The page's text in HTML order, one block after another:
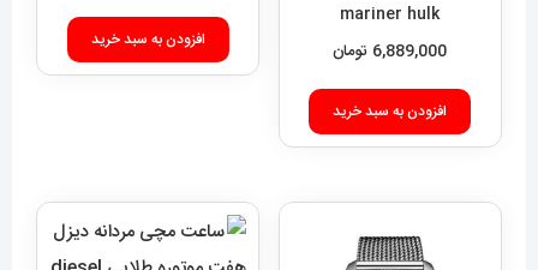
mariner hulk
6,889,000 تومان
افزودن به سبد خرید
افزودن به سبد خرید